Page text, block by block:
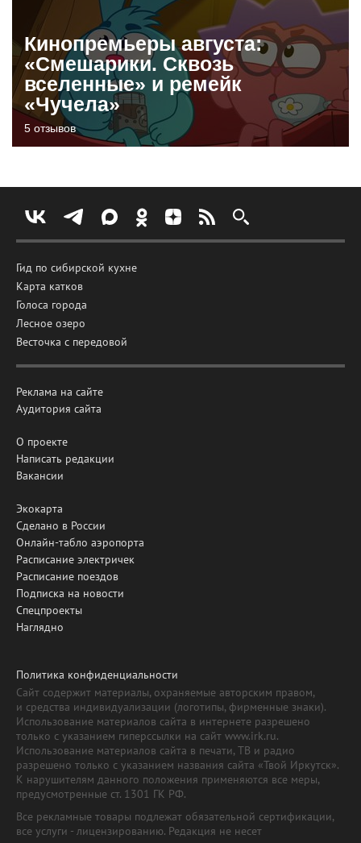
Кинопремьеры августа:
«Смешарики. Сквозь
вселенные» и ремейк
«Чучела»
5 отзывов
Гид по сибирской кухне
Карта катков
Голоса города
Лесное озеро
Весточка с передовой
Реклама на сайте
Аудитория сайта
О проекте
Написать редакции
Вакансии
Экокарта
Сделано в России
Онлайн-табло аэропорта
Расписание электричек
Расписание поездов
Подписка на новости
Спецпроекты
Наглядно
Политика конфиденциальности
Сайт содержит материалы, охраняемые авторским правом,
и средства индивидуализации (логотипы, фирменные знаки).
Использование материалов сайта в интернете разрешено
только с указанием гиперссылки на сайт www.irk.ru.
Использование материалов сайта в печати, ТВ и радио
разрешено только с указанием названия сайта «Твой Иркутск».
К нарушителям данного положения применяются все меры,
предусмотренные ст. 1301 ГК РФ.
Все рекламные товары подлежат обязательной сертификации,
все услуги - лицензированию. Редакция не несет